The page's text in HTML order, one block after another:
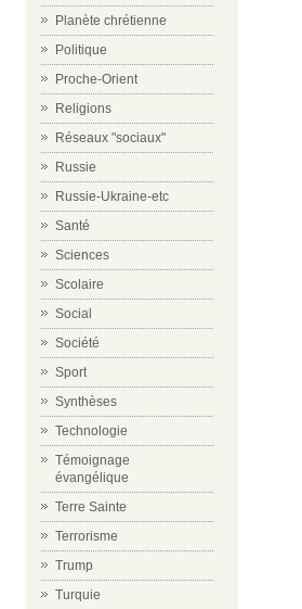
Planète chrétienne
Politique
Proche-Orient
Religions
Réseaux "sociaux"
Russie
Russie-Ukraine-etc
Santé
Sciences
Scolaire
Social
Société
Sport
Synthèses
Technologie
Témoignage
évangélique
Terre Sainte
Terrorisme
Trump
Turquie